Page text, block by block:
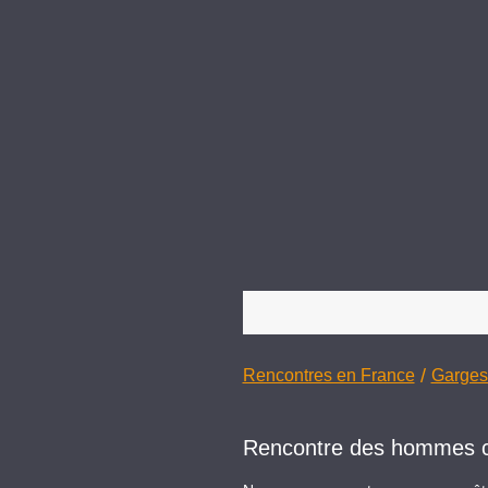
Rencontres en France /
Rencontre des hommes